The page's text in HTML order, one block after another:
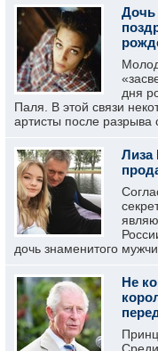
Дочь
дня
Паля. В этой связи
артисты после разрыва
Лиза
дочь знаменитого
Не